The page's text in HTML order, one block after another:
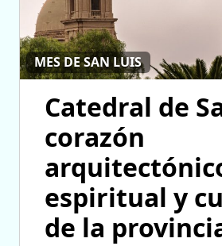
MES DE SAN LUIS
Catedral de
corazón
espiritual y
de la